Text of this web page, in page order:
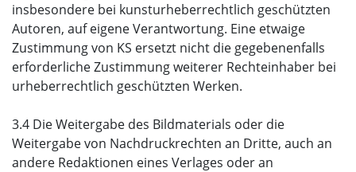
insbesondere bei kunsturheberrechtlich geschützten
Autoren, auf eigene Verantwortung. Eine etwaige
Zustimmung von KS ersetzt nicht die gegebenenfalls
erforderliche Zustimmung weiterer Rechteinhaber bei
urheberrechtlich geschützten Werken.
3.4 Die Weitergabe des Bildmaterials oder die
Weitergabe von Nachdruckrechten an Dritte, auch an
andere Redaktionen eines Verlages oder an